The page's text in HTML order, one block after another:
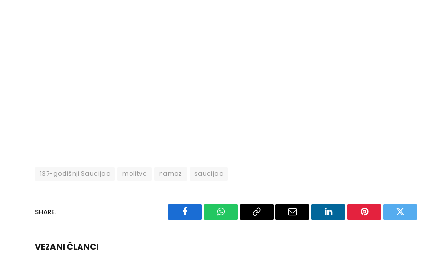
137-godišnji Saudijac molitva namaz saudijac
SHARE.
Facebook WhatsAppCopy
Email LinkedIn Pinterest Twitter
VEZANI ČLANCI